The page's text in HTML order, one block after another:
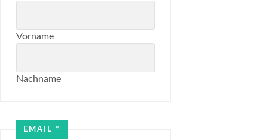
Vorname
Nachname
EMAIL *